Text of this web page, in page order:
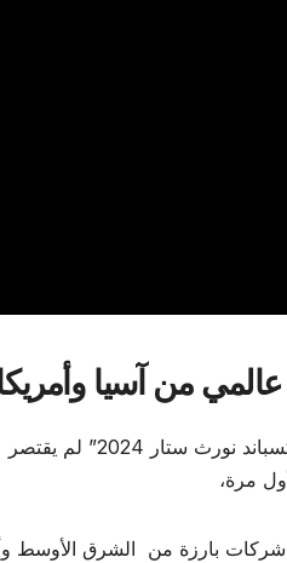
من آسيا وأمريكا
كما أن
مرة،
بارزة من الشرق الأوسط